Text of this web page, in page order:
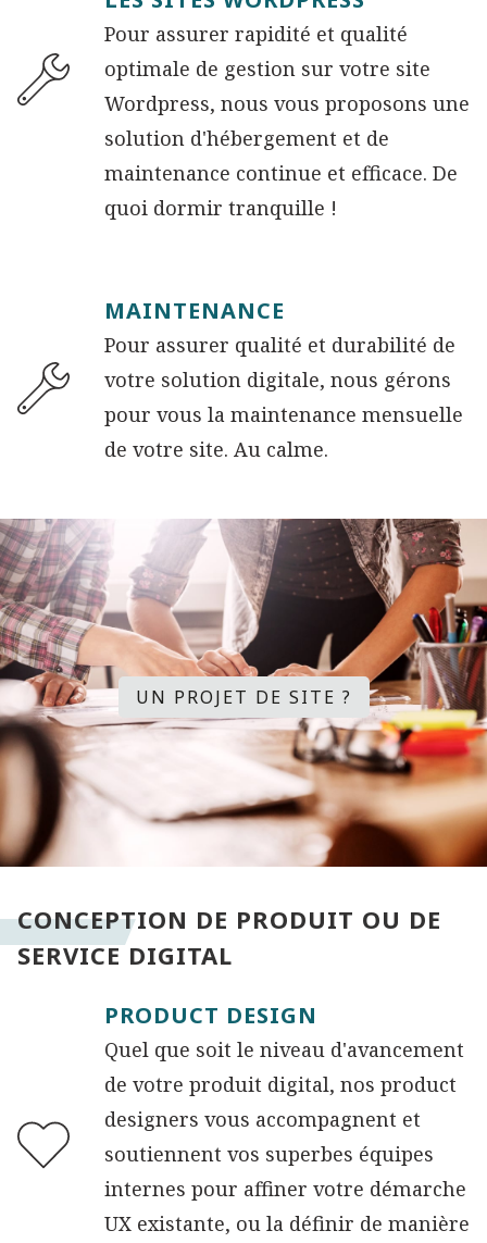
Pour assurer rapidité et qualité
optimale de gestion sur votre site
Wordpress, nous vous proposons une
solution d'hébergement et de
maintenance continue et efficace. De
quoi dormir tranquille !
MAINTENANCE
Pour assurer qualité et durabilité de
votre solution digitale, nous gérons
pour vous la maintenance mensuelle
de votre site. Au calme.
UN PROJET DE SITE ?
CONCEPTION DE PRODUIT OU DE
SERVICE DIGITAL
PRODUCT DESIGN
Quel que soit le niveau d'avancement
de votre produit digital, nos product
designers vous accompagnent et
soutiennent vos superbes équipes
internes pour affiner votre démarche
UX existante, ou la définir de manière